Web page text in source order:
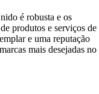
é robusta e os
produtos e serviços de
e uma reputação
mais desejadas no